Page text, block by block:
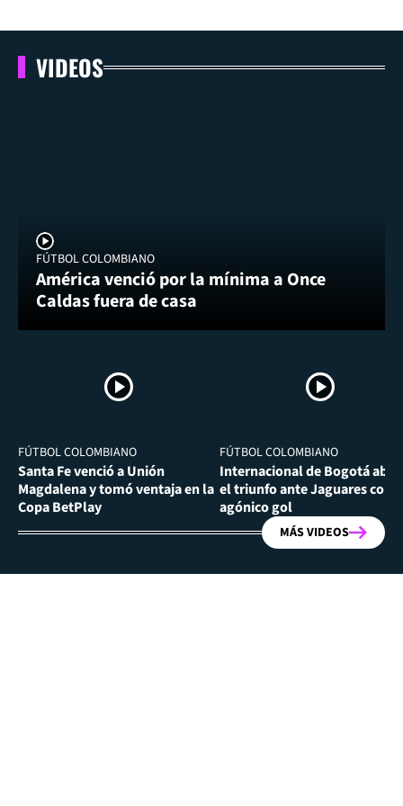
VIDEOS
FÚTBOL COLOMBIANO
América venció por la mínima a Once
Caldas fuera de casa
FÚTBOL COLOMBIANO
Santa Fe venció a Unión
Magdalena y tomó ventaja en la
Copa BetPlay
FÚTBOL COLOMBIANO
Internacional de Bogotá
el triunfo ante Jaguares con
agónico gol
MÁS VIDEOS